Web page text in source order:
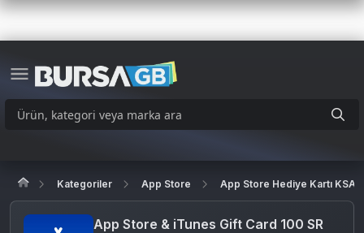
Kategoriler App Store App Store Hediye Kartı KSA
App Store & iTunes Gift Card 100 SR